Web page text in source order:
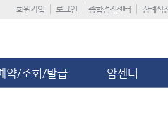
회원가입 로그인 종합검진센터 장례식
약/조회/발급 암센터